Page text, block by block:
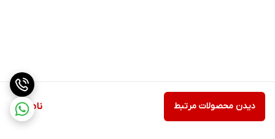
ناموجود دیدن محصولات مرتبط